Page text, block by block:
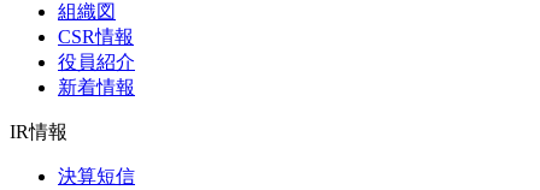
組織図
CSR情報
役員紹介
新着情報
IR情報
決算短信